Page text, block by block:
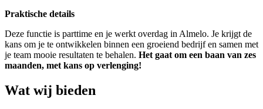
Praktische details
Deze functie is parttime en je werkt overdag in Almelo. Je krijgt de
kans om je te ontwikkelen binnen een groeiend bedrijf en samen met
je team mooie resultaten te behalen. Het gaat om een baan van zes
maanden, met kans op verlenging!
Wat wij bieden